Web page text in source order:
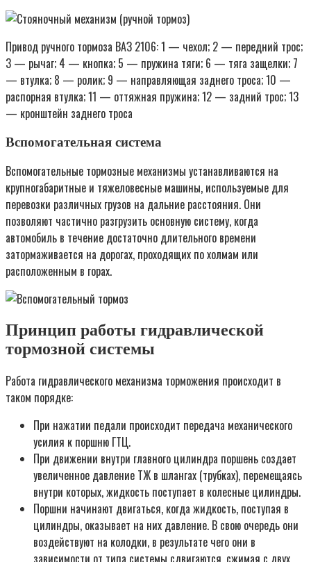
Привод ручного тормоза ВАЗ 2106: 1 — чехол; 2 — передний трос;
3 — рычаг; 4 — кнопка; 5 — пружина тяги; 6 — тяга защелки; 7
— втулка; 8 — ролик; 9 — направляющая заднего троса; 10 —
распорная втулка; 11 — оттяжная пружина; 12 — задний трос; 13
— кронштейн заднего троса
Вспомогательная система
Вспомогательные тормозные механизмы устанавливаются на
крупногабаритные и тяжеловесные машины, используемые для
перевозки различных грузов на дальние расстояния. Они
позволяют частично разгрузить основную систему, когда
автомобиль в течение достаточно длительного времени
затормаживается на дорогах, проходящих по холмам или
расположенным в горах.
Принцип работы гидравлической
тормозной системы
Работа гидравлического механизма торможения происходит в
таком порядке:
При нажатии педали происходит передача механического
усилия к поршню ГТЦ.
При движении внутри главного цилиндра поршень создает
увеличенное давление ТЖ в шлангах (трубках), перемещаясь
внутри которых, жидкость поступает в колесные цилиндры.
Поршни начинают двигаться, когда жидкость, поступая в
цилиндры, оказывает на них давление. В свою очередь они
воздействуют на колодки, в результате чего они в
зависимости от типа системы сдвигаются, сжимая с двух